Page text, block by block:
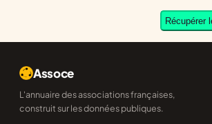
Récupérer
Assoce
L'annuaire des associations françaises,
construit sur les données publiques.